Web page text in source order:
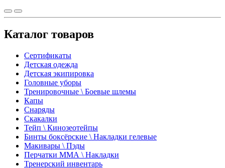
Каталог товаров
Сертификаты
Детская одежда
Детская экипировка
Головные уборы
Тренировочные \ Боевые шлемы
Капы
Снаряды
Скакалки
Тейп \ Кинозеотейпы
Бинты боксёрские \ Накладки гелевые
Макивары \ Пэды
Перчатки ММА \ Накладки
Тренерский инвентарь